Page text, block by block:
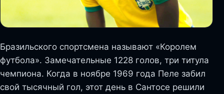
Бразильского спортсмена называют «Королем
футбола». Замечательные 1228 голов, три титула
чемпиона. Когда в ноябре 1969 года Пеле забил
свой тысячный гол, этот день в Сантосе решили